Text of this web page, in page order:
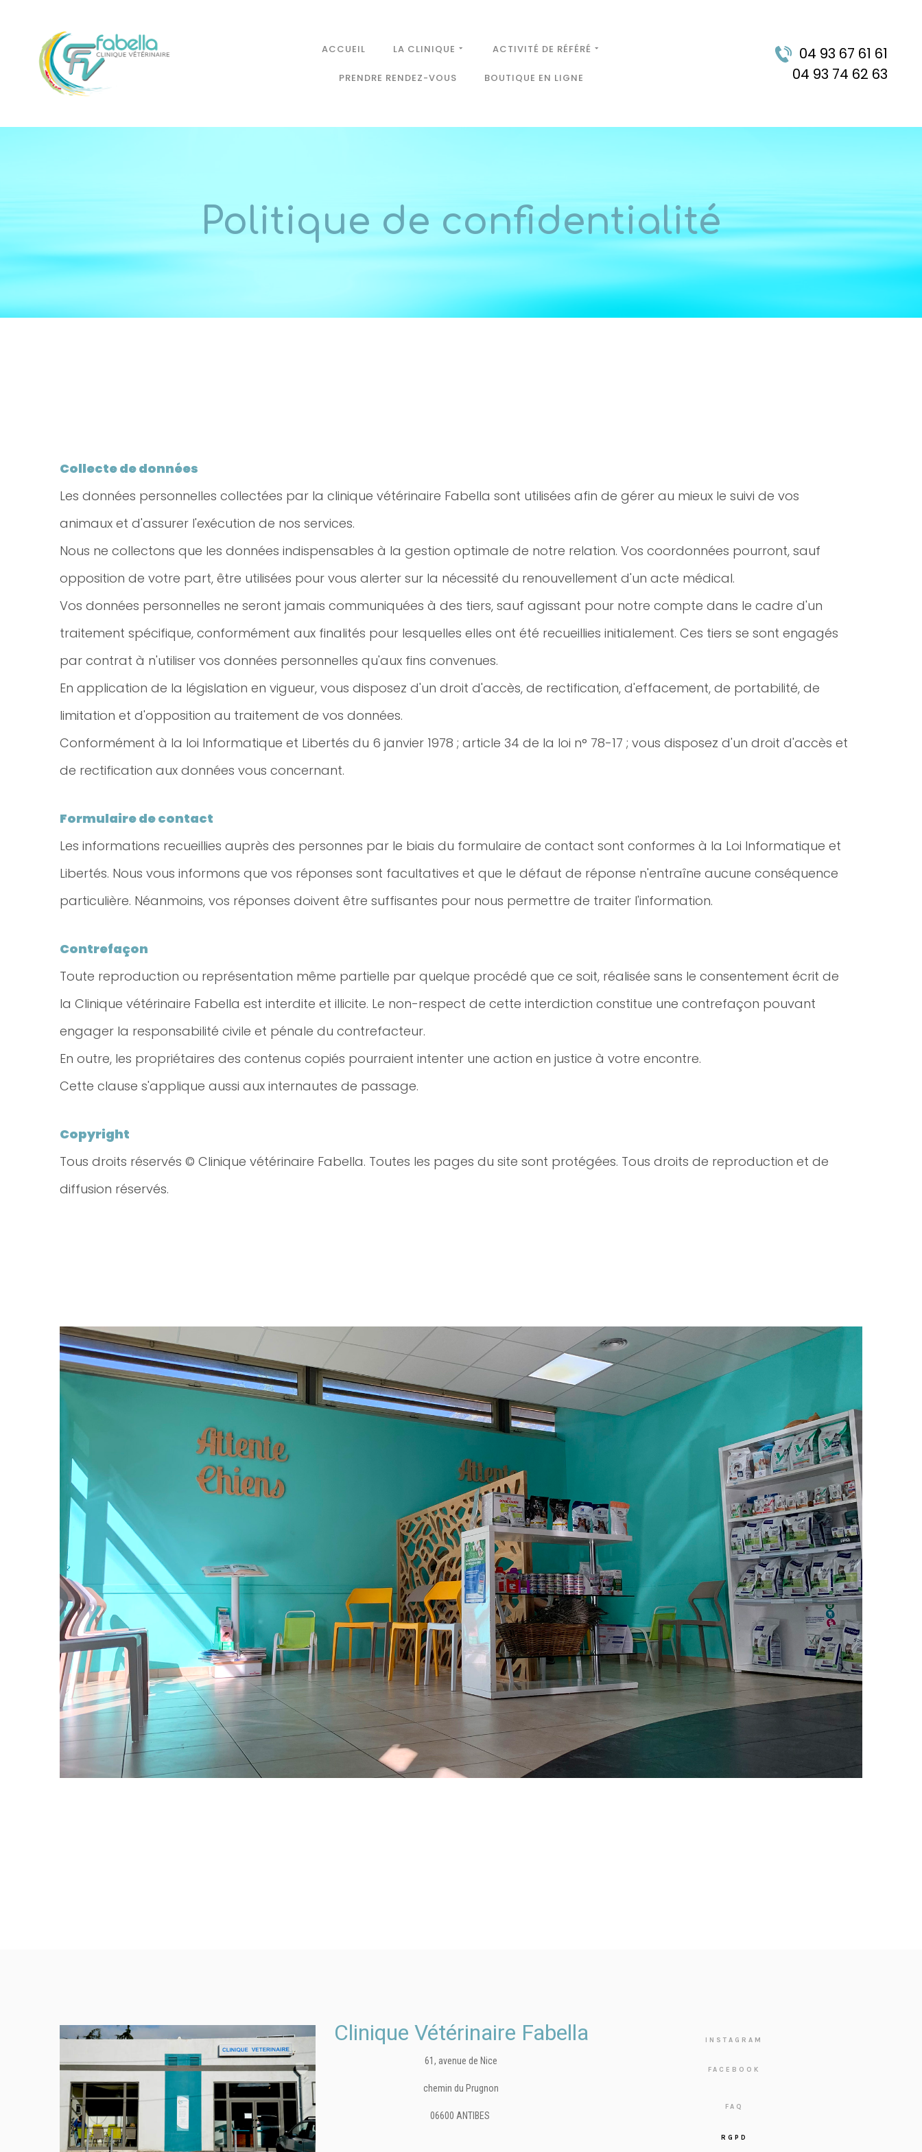
ACCUEIL LA CLINIQUE ACTIVITÉ DE RÉFÉRÉ
PRENDRE RENDEZ-VOUS BOUTIQUE EN LIGNE
04 93 67 61 61
04 93 74 62 63
Politique de confidentialité
Collecte de données
Les données personnelles collectées par la clinique vétérinaire Fabella sont utilisées afin de gérer au mieux le suivi de vos
animaux et d'assurer l'exécution de nos services.
Nous ne collectons que les données indispensables à la gestion optimale de notre relation. Vos coordonnées pourront, sauf
opposition de votre part, être utilisées pour vous alerter sur la nécessité du renouvellement d'un acte médical.
Vos données personnelles ne seront jamais communiquées à des tiers, sauf agissant pour notre compte dans le cadre d'un
traitement spécifique, conformément aux finalités pour lesquelles elles ont été recueillies initialement. Ces tiers se sont engagés
par contrat à n'utiliser vos données personnelles qu'aux fins convenues.
En application de la législation en vigueur, vous disposez d'un droit d'accès, de rectification, d'effacement, de portabilité, de
limitation et d'opposition au traitement de vos données.
Conformément à la loi Informatique et Libertés du 6 janvier 1978 ; article 34 de la loi n° 78-17 ; vous disposez d'un droit d'accès et
de rectification aux données vous concernant.
Formulaire de contact
Les informations recueillies auprès des personnes par le biais du formulaire de contact sont conformes à la Loi Informatique et
Libertés. Nous vous informons que vos réponses sont facultatives et que le défaut de réponse n'entraîne aucune conséquence
particulière. Néanmoins, vos réponses doivent être suffisantes pour nous permettre de traiter l'information.
Contrefaçon
Toute reproduction ou représentation même partielle par quelque procédé que ce soit, réalisée sans le consentement écrit de
la Clinique vétérinaire Fabella est interdite et illicite. Le non-respect de cette interdiction constitue une contrefaçon pouvant
engager la responsabilité civile et pénale du contrefacteur.
En outre, les propriétaires des contenus copiés pourraient intenter une action en justice à votre encontre.
Cette clause s'applique aussi aux internautes de passage.
Copyright
Tous droits réservés © Clinique vétérinaire Fabella. Toutes les pages du site sont protégées. Tous droits de reproduction et de
diffusion réservés.
Clinique Vétérinaire Fabella
61, avenue de Nice
chemin du Prugnon
06600 ANTIBES
INSTAGRAM
FACEBOOK
FAQ
RGPD